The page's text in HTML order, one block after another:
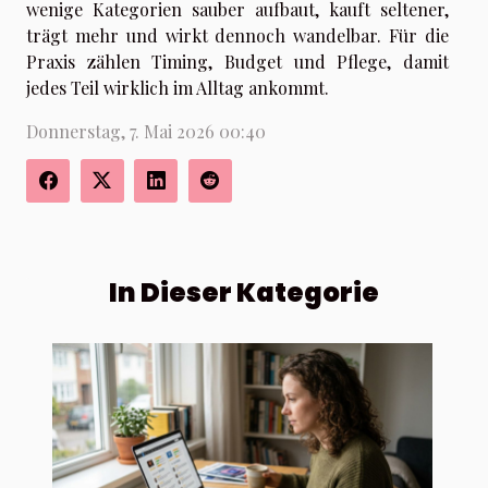
wenige Kategorien sauber aufbaut, kauft seltener,
trägt mehr und wirkt dennoch wandelbar. Für die
Praxis zählen Timing, Budget und Pflege, damit
jedes Teil wirklich im Alltag ankommt.
Donnerstag, 7. Mai 2026 00:40
In Dieser Kategorie